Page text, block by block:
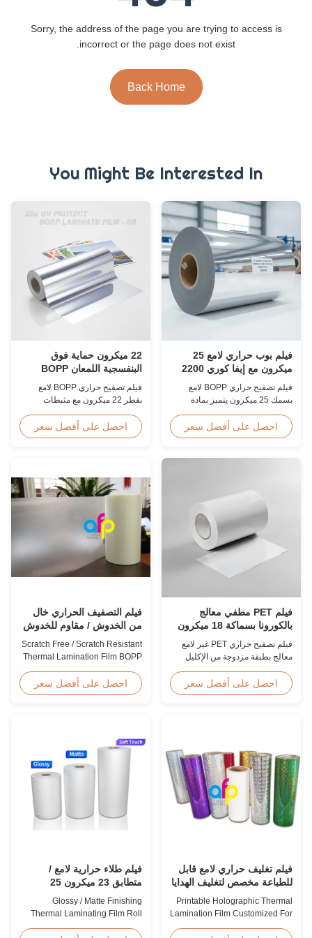
Sorry, the address of the page you are trying to access is
incorrect or the page does not exist.
Back Home
You Might Be Interested In
فيلم بوب حراري لامع 25
ميكرون مع إيفا كوري 2200
مم
فيلم تصفيح حراري BOPP لامع
بسمك 25 ميكرون يتميز بمادة
2200 مم، قوة شد عالية ≥150
ميجاباسكال، مثالي لحماية
احصل على أفضل سعر
22 ميكرون حماية فوق
البنفسجية اللمعان BOPP
المصفوفة فيلم مقاوم للخدش
فيلم تصفيح حراري BOPP لامع
بقطر 22 ميكرون مع مثبطات
وطلاء صلب مقاوم للخدش، وعرض
2000 مم، ووضوح بصري ≥92%،
احصل على أفضل سعر
فيلم PET مطفي معالج
بالكورونا بسماكة 18 ميكرون
لبطاقات الهوية
فيلم تصفيح حراري PET غير لامع
معالج بطبقة مزدوجة من الإكليل
≥150 ميجاباسكال، مصمم خصيصًا
لبطاقة الهوية والشارة وحماية بيانات
احصل على أفضل سعر
فيلم التصفيف الحراري خال
من الخدوش / مقاوم للخدوش
مواد BOPP
Scratch Free / Scratch Resistant
Thermal Lamination Film BOPP
scratch thermal lamination film
(also known as scratch free
film features scratch resistant
coating on one ...
احصل على أفضل سعر
فيلم تغليف حراري لامع قابل
للطباعة مخصص لتغليف الهدايا
Printable Holographic Thermal
Lamination Film Customized For
فيلم طلاء حرارية لامع /
متطابق 23 ميكرون 25
ميكرون
Glossy / Matte Finishing
Thermal Laminating Film Roll